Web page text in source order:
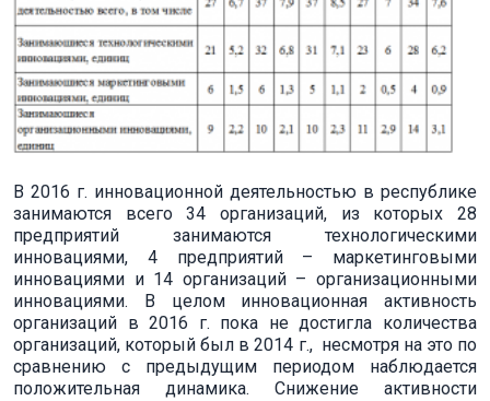
В 2016 г. инновационной деятельностью в республике
занимаются всего 34 организаций, из которых 28
предприятий занимаются технологическими
инновациями, 4 предприятий – маркетинговыми
инновациями и 14 организаций – организационными
инновациями. В целом инновационная активность
организаций в 2016 г. пока не достигла количества
организаций, который был в 2014 г., несмотря на это по
сравнению с предыдущим периодом наблюдается
положительная динамика. Снижение активности